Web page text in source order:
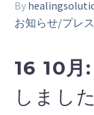
By
お知らせ/プレ
16 10月:
しました